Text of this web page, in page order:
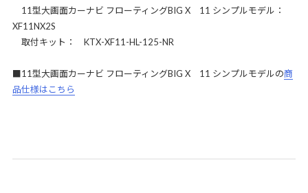
11型大画面カーナビ フローティングBIG X 11 シンプルモデル：
XF11NX2S
取付キット： KTX-XF11-HL-125-NR
■11型大画面カーナビ フローティングBIG X 11 シンプルモデルの商
品仕様はこちら